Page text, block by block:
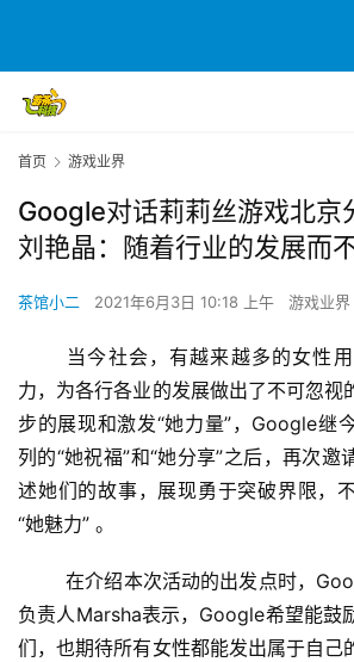
首页 游戏业界
Google对话莉莉丝游戏北京
刘艳晶：随着行业的发展而
茶馆小二 2021年6月3日 10:18 上午 游戏业界
力，为各行各业的发展做出了不可忽视
步的展现和激发“她力量”，Google继
列的“她祝福”和“她分享”之后，再次邀
述她们的故事，展现勇于突破界限，
“她魅力” 。
	在介绍本次活动的出发点时，Google中国企业传播部
负责人Marsha表示，Google希望能鼓
们，也期待所有女性都能发出属于自己